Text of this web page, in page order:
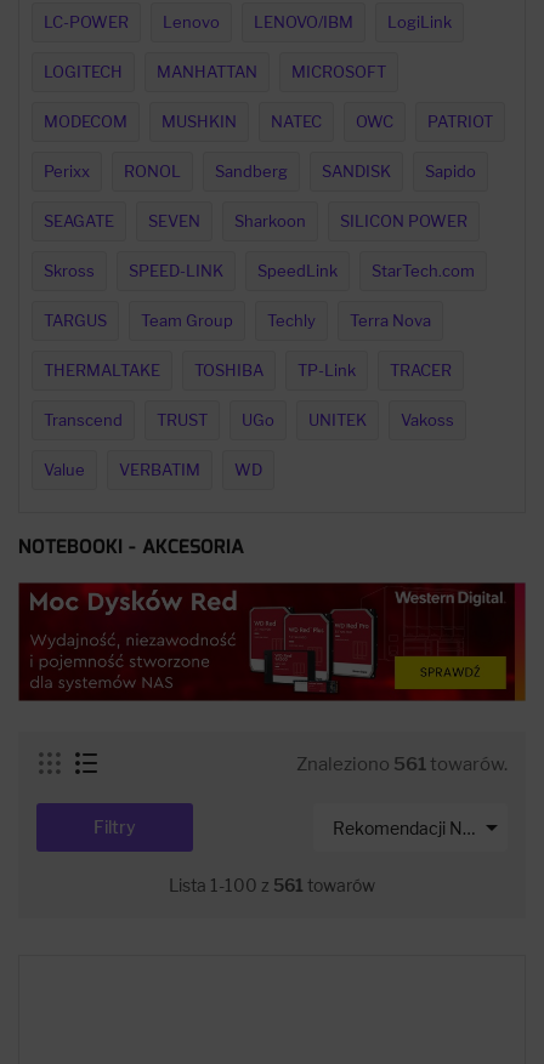
LC-POWER Lenovo LENOVO/IBM LogiLink
LOGITECH MANHATTAN MICROSOFT
MODECOM MUSHKIN NATEC OWC PATRIOT
Perixx RONOL Sandberg SANDISK Sapido
SEAGATE SEVEN Sharkoon SILICON POWER
Skross SPEED-LINK SpeedLink StarTech.com
TARGUS Team Group Techly Terra Nova
THERMALTAKE TOSHIBA TP-Link TRACER
Transcend TRUST UGo UNITEK Vakoss
Value VERBATIM WD
NOTEBOOKI - AKCESORIA
Znaleziono 561 towarów.
Rekomendacji Net-s 
Filtry
Lista 1-100 z 561 towarów